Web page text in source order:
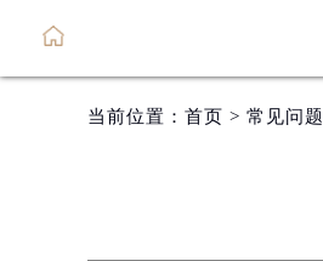
当前位置： 首页 > 常见问题